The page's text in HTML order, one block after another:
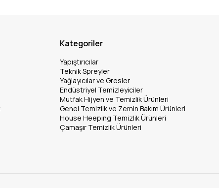
Kategoriler
Yapıştırıcılar
Teknik Spreyler
Yağlayıcılar ve Gresler
Endüstriyel Temizleyiciler
Mutfak Hijyen ve Temizlik Ürünleri
Genel Temizlik ve Zemin Bakım Ürünleri
House Heeping Temizlik Ürünleri
Çamaşır Temizlik Ürünleri